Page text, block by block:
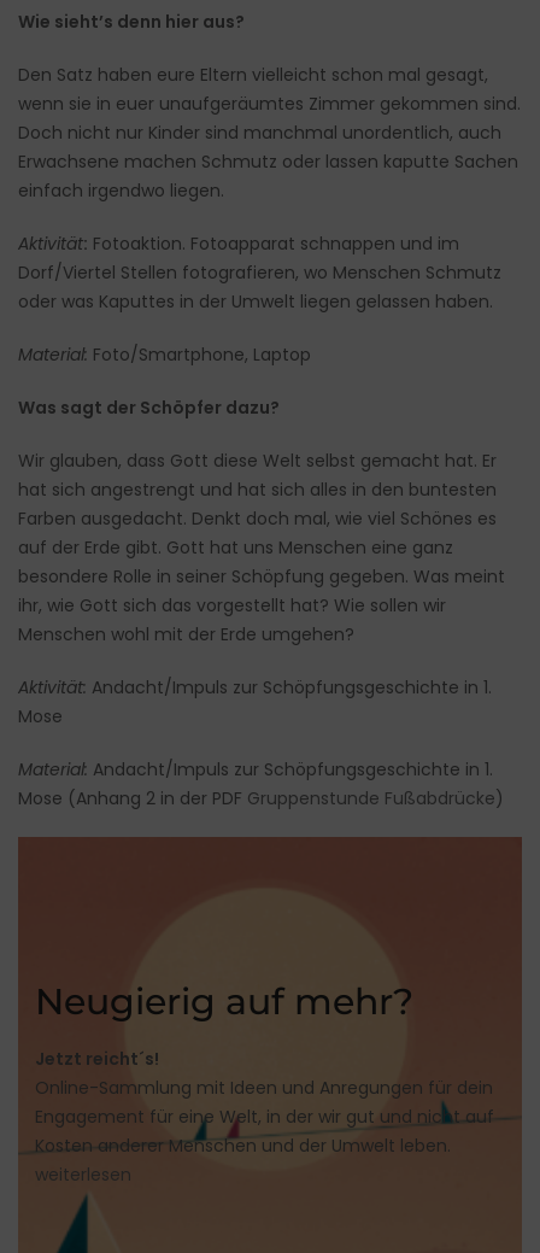
Wie sieht’s denn hier aus?
Den Satz haben eure Eltern vielleicht schon mal gesagt,
wenn sie in euer unaufgeräumtes Zimmer gekommen sind.
Doch nicht nur Kinder sind manchmal unordentlich, auch
Erwachsene machen Schmutz oder lassen kaputte Sachen
einfach irgendwo liegen.
Aktivität: Fotoaktion. Fotoapparat schnappen und im
Dorf/Viertel Stellen fotografieren, wo Menschen Schmutz
oder was Kaputtes in der Umwelt liegen gelassen haben.
Material: Foto/Smartphone, Laptop
Was sagt der Schöpfer dazu?
Wir glauben, dass Gott diese Welt selbst gemacht hat. Er
hat sich angestrengt und hat sich alles in den buntesten
Farben ausgedacht. Denkt doch mal, wie viel Schönes es
auf der Erde gibt. Gott hat uns Menschen eine ganz
besondere Rolle in seiner Schöpfung gegeben. Was meint
ihr, wie Gott sich das vorgestellt hat? Wie sollen wir
Menschen wohl mit der Erde umgehen?
Aktivität: Andacht/Impuls zur Schöpfungsgeschichte in 1.
Mose
Material: Andacht/Impuls zur Schöpfungsgeschichte in 1.
Mose (Anhang 2 in der PDF Gruppenstunde Fußabdrücke)
Neugierig auf mehr?
Jetzt reicht´s!
Online-Sammlung mit Ideen und Anregungen für dein
Engagement für eine Welt, in der wir gut und nicht auf
Kosten anderer Menschen und der Umwelt leben.
weiterlesen